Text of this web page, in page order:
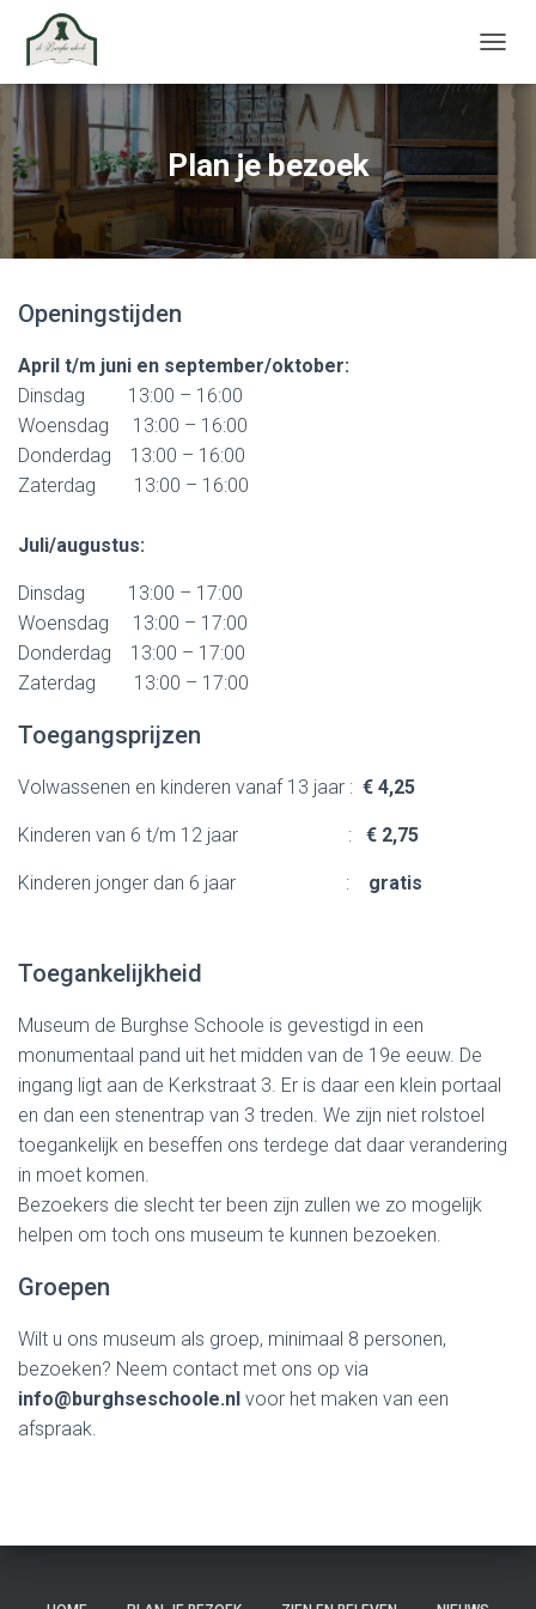
Plan je bezoek
Openingstijden
April t/m juni en september/oktober:
Dinsdag 13:00 – 16:00
Woensdag 13:00 – 16:00
Donderdag 13:00 – 16:00
Zaterdag 13:00 – 16:00
Juli/augustus:
Dinsdag 13:00 – 17:00
Woensdag 13:00 – 17:00
Donderdag 13:00 – 17:00
Zaterdag 13:00 – 17:00
Toegangsprijzen
Volwassenen en kinderen vanaf 13 jaar : € 4,25
Kinderen van 6 t/m 12 jaar : € 2,75
Kinderen jonger dan 6 jaar : gratis
Toegankelijkheid
Museum de Burghse Schoole is gevestigd in een
monumentaal pand uit het midden van de 19e eeuw. De
ingang ligt aan de Kerkstraat 3. Er is daar een klein portaal
en dan een stenentrap van 3 treden. We zijn niet rolstoel
toegankelijk en beseffen ons terdege dat daar verandering
in moet komen.
Bezoekers die slecht ter been zijn zullen we zo mogelijk
helpen om toch ons museum te kunnen bezoeken.
Groepen
Wilt u ons museum als groep, minimaal 8 personen,
bezoeken? Neem contact met ons op via
info@burghseschoole.nl voor het maken van een
afspraak.